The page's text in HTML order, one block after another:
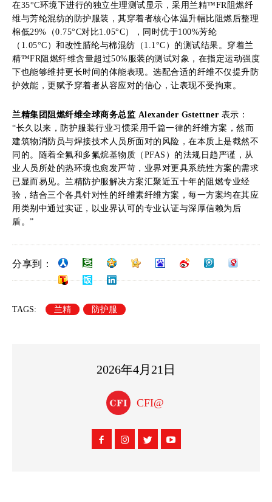
在35°C环境下进行的独立生理测试显示，采用兰精™FR阻燃纤
维与芳纶混纺的防护服装，其穿着者核心体温升幅比阻燃后整理
棉低29%（0.75°C对比1.05°C），同时优于100%芳纶
（1.05°C）和改性腈纶与棉混纺（1.1°C）的测试结果。穿着兰
精™FR阻燃纤维含量超过50%服装的测试对象，在指定运动强度
下也能够维持更长时间的体能表现。选配合适的纤维不仅提升防
护效能，更赋予穿着者从容应对的信心，让表现不受拘束。
兰精集团阻燃纤维全球商务总监 Alexander Gstettner 表示：
“长久以来，防护服装行业习惯采用千篇一律的纤维方案，然而
建筑物消防员与焊接技术人员所面对的风险，在本质上是截然不
同的。随着全氟和多氟烷基物质（PFAS）的法规日趋严谨，从
业人员所处的热环境也愈发严苛，业界对更具系统性方案的需求
已显而易见。兰精防护服解决方案汇聚近五十年的阻燃专业经
验，结合三个各具针对性的纤维素纤维方案，每一方案均在其应
用类别中通过实证，以业界认可的专业认证与深厚信赖为后
盾。”
分享到：
TAGS: 兰精 防护服
2026年4月21日
CFI@